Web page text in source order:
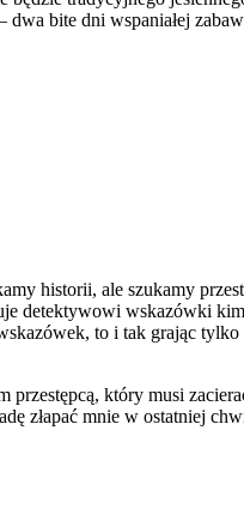
bite dni wspaniałej
historii, ale szukamy
detektywowi wskazówki
to i tak grając tylko
który musi
złapać mnie w ostatniej